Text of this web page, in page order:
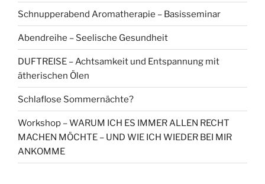
Schnupperabend Aromatherapie – Basisseminar
Abendreihe – Seelische Gesundheit
DUFTREISE – Achtsamkeit und Entspannung mit
ätherischen Ölen
Schlaflose Sommernächte?
Workshop – WARUM ICH ES IMMER ALLEN RECHT
MACHEN MÖCHTE – UND WIE ICH WIEDER BEI MIR
ANKOMME